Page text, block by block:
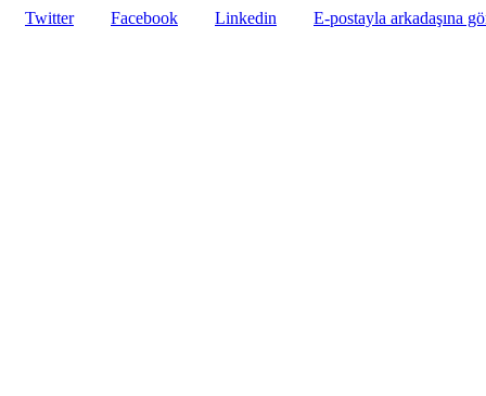
Twitter Facebook Linkedin E-postayla arkadaşına